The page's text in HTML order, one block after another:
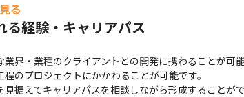
る
る経験・キャリアパス
業界・業種のクライアントとの開発に携わることが可能
程のプロジェクトにかかわることが可能です。
見据えてキャリアパスを相談しながら形成することがで